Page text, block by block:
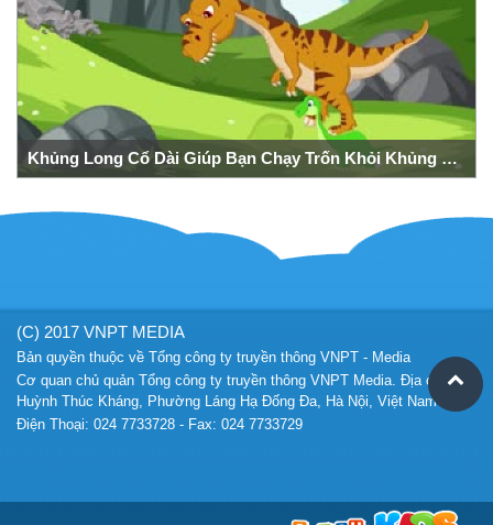
Khủng Long Cổ Dài Giúp Bạn Chạy Trốn Khỏi Khủng Long Bạo Chúa
(C) 2017 VNPT MEDIA
Bản quyền thuộc về Tổng công ty truyền thông VNPT - Media
Cơ quan chủ quản Tổng công ty truyền thông VNPT Media. Địa chỉ 57A
Huỳnh Thúc Kháng, Phường Láng Hạ Đống Đa, Hà Nội, Việt Nam
Điện Thoại: 024 7733728 - Fax: 024 7733729